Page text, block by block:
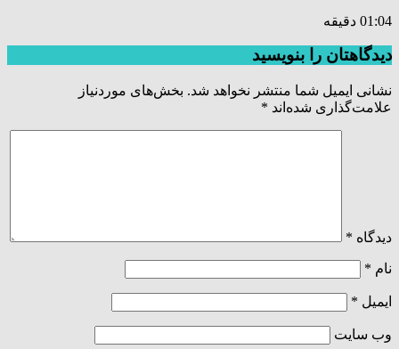
01:04 دقیقه
دیدگاهتان را بنویسید
نشانی ایمیل شما منتشر نخواهد شد. بخش‌های موردنیاز
علامت‌گذاری شده‌اند *
دیدگاه *
نام *
ایمیل *
وب‌ سایت